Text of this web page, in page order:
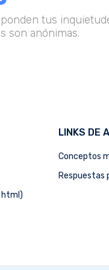
tus
son anónimas.
html)
LINKS DE
Conceptos
Respuestas